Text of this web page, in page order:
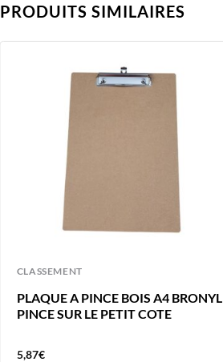
PRODUITS SIMILAIRES
CLASSEMENT
PLAQUE A PINCE BOIS A4 BRONYL
PINCE SUR LE PETIT COTE
5,87€